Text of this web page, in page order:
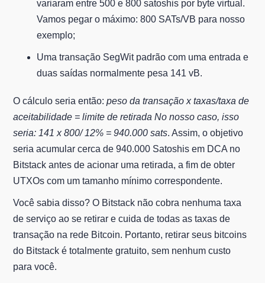
variaram entre 500 e 800 satoshis por byte virtual.
Vamos pegar o máximo: 800 SATs/VB para nosso
exemplo;
Uma transação SegWit padrão com uma entrada e
duas saídas normalmente pesa 141 vB.
O cálculo seria então:peso da transação x taxas/taxa de
aceitabilidade = limite de retirada No nosso caso, isso
seria: 141 x 800/ 12% = 940.000 sats. Assim, o objetivo
seria acumular cerca de 940.000 Satoshis em DCA no
Bitstack antes de acionar uma retirada, a fim de obter
UTXOs com um tamanho mínimo correspondente.
Você sabia disso? O Bitstack não cobra nenhuma taxa
de serviço ao se retirar e cuida de todas as taxas de
transação na rede Bitcoin. Portanto, retirar seus bitcoins
do Bitstack é totalmente gratuito, sem nenhum custo
para você.